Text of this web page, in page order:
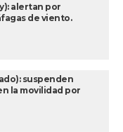
alertan por
de viento.
suspenden
la movilidad por